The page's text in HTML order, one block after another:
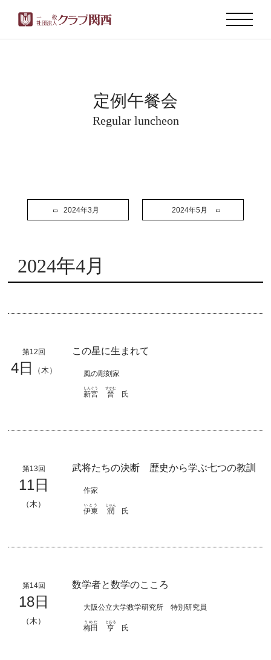
定例午餐会
Regular luncheon
2024年3月 2024年5月
2024年4月
第12回
4日 （木）
この星に生まれて
風の彫刻家
新宮
しんぐう
晉
すすむ
氏
第13回
11日
（木）
武将たちの決断 歴史から学ぶ七つの教訓
作家
伊東
いとう
潤
じゅん
氏
第14回
18日
（木）
数学者と数学のこころ
大阪公立大学数学研究所 特別研究員
梅田
うめだ
亨
とおる
氏